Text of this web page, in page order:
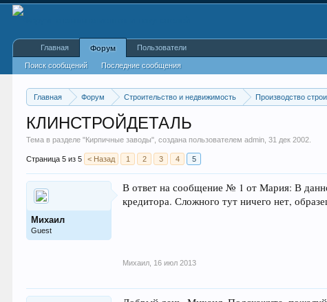
Главная Форум Строительство и недвижимость Производство
КЛИНСТРОЙДЕТАЛЬ
Тема в разделе "Кирпичные заводы", создана пользователемadmin ,31 дек 2002
Страница 5 из 5 < Назад 1 2 3 4 5
Михаил
Guest
В ответ на сообщение № 1 от Мария: В
кредитора. Сложного тут ничего нет,
Михаил 16 июл 2013
Главная Форум
Поиск сообщений Последние сообщения
Пользователи